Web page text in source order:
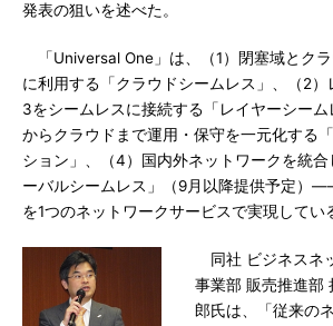
発表の狙いを述べた。
「Universal One」は、（1）閉塞域とク
に利用する「クラウドシームレス」、（2
3をシームレスに接続する「レイヤーシー
からクラウドまで運用・保守を一元化する
ション」、（4）国内外ネットワークを統合
ーバルシームレス」（9月以降提供予定）
を1つのネットワークサービスで実現してい
同社 ビジネスネ
事業部 販売推進部
郎氏は、「従来の